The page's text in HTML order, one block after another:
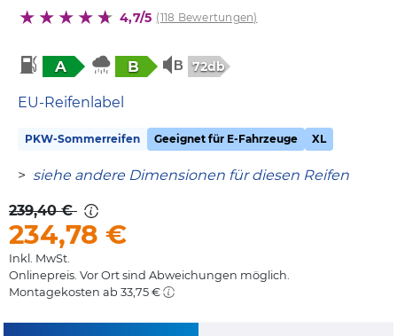
4,7/5 (118 Bewertungen)
A B 72db
EU-Reifenlabel
PKW-Sommerreifen Geeignet für E-Fahrzeuge XL
> siehe andere Dimensionen für diesen Reifen
239,40 €
234,78 €
Inkl. MwSt.
Onlinepreis. Vor Ort sind Abweichungen möglich.
Montagekosten ab 33,75 €